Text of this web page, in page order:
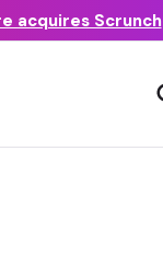
acquires Scrunch